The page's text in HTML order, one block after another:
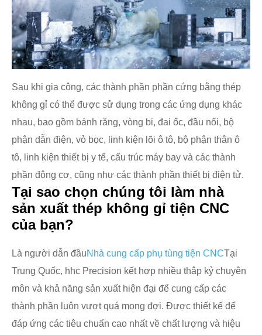
Sau khi gia công, các thành phần phần cứng bằng thép
không gỉ có thể được sử dụng trong các ứng dụng khác
nhau, bao gồm bánh răng, vòng bi, đai ốc, đầu nối, bộ
phận dẫn điện, vỏ bọc, linh kiện lõi ô tô, bộ phận thân ô
tô, linh kiện thiết bị y tế, cấu trúc máy bay và các thành
phần động cơ, cũng như các thành phần thiết bị điện tử.
Tại sao chọn chúng tôi làm nhà
sản xuất thép không gỉ tiện CNC
của bạn?
Là người dẫn đầuNhà cung cấp phụ tùng tiện CNCTại
Trung Quốc, hhc Precision kết hợp nhiều thập kỷ chuyên
môn và khả năng sản xuất hiện đại để cung cấp các
thành phần luôn vượt quá mong đợi. Được thiết kế để
đáp ứng các tiêu chuẩn cao nhất về chất lượng và hiệu